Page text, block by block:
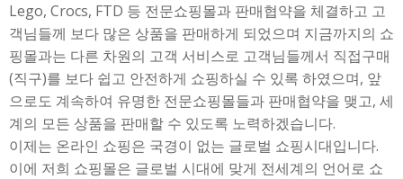
Lego, Crocs, FTD 등 전문쇼핑몰과 판매협약을 체결하고 고
객님들께 보다 많은 상품을 판매하게 되었으며 지금까지의 쇼
핑몰과는 다른 차원의 고객 서비스로 고객님들께서 직접구매
(직구)를 보다 쉽고 안전하게 쇼핑하실 수 있록 하였으며, 앞
으로도 계속하여 유명한 전문쇼핑몰들과 판매협약을 맺고, 세
계의 모든 상품을 판매할 수 있도록 노력하겠습니다.
이제는 온라인 쇼핑은 국경이 없는 글로벌 쇼핑시대입니다.
이에 저희 쇼핑몰은 글로벌 시대에 맞게 전세계의 언어로 쇼